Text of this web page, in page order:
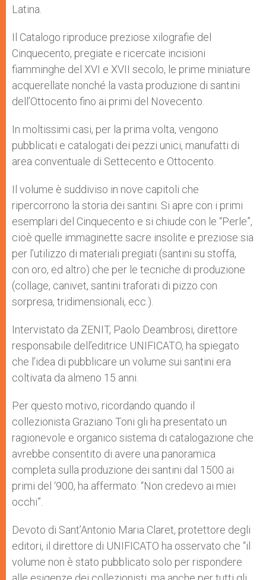
Latina.
Il Catalogo riproduce preziose xilografie del
Cinquecento, pregiate e ricercate incisioni
fiamminghe del XVI e XVII secolo, le prime miniature
acquerellate nonché la vasta produzione di santini
dell’Ottocento fino ai primi del Novecento.
In moltissimi casi, per la prima volta, vengono
pubblicati e catalogati dei pezzi unici, manufatti di
area conventuale di Settecento e Ottocento.
Il volume è suddiviso in nove capitoli che
ripercorrono la storia dei santini. Si apre con i primi
esemplari del Cinquecento e si chiude con le “Perle”,
cioè quelle immaginette sacre insolite e preziose sia
per l’utilizzo di materiali pregiati (santini su stoffa,
con oro, ed altro) che per le tecniche di produzione
(collage, canivet, santini traforati di pizzo con
sorpresa, tridimensionali, ecc.).
Intervistato da ZENIT, Paolo Deambrosi, direttore
responsabile dell’editrice UNIFICATO, ha spiegato
che l’idea di pubblicare un volume sui santini era
coltivata da almeno 15 anni.
Per questo motivo, ricordando quando il
collezionista Graziano Toni gli ha presentato un
ragionevole e organico sistema di catalogazione che
avrebbe consentito di avere una panoramica
completa sulla produzione dei santini dal 1500 ai
primi del ‘900, ha affermato: “Non credevo ai miei
occhi”.
Devoto di Sant’Antonio Maria Claret, protettore degli
editori, il direttore di UNIFICATO ha osservato che “il
volume non è stato pubblicato solo per rispondere